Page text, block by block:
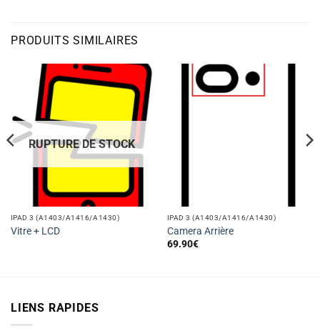
PRODUITS SIMILAIRES
RUPTURE DE STOCK
IPAD 3 (A1403/A1416/A1430)
Vitre + LCD
IPAD 3 (A1403/A1416/A1430)
Camera Arrière
69.90€
LIENS RAPIDES